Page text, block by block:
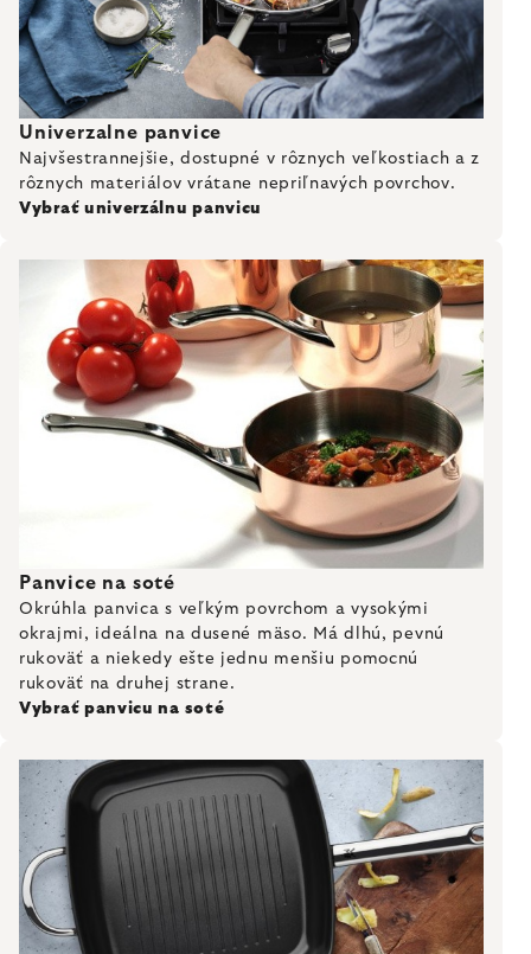
Univerzalne panvice
Najvšestrannejšie, dostupné v rôznych veľkostiach a z
rôznych materiálov vrátane nepriľnavých povrchov.
Vybrať univerzálnu panvicu
Panvice na soté
Okrúhla panvica s veľkým povrchom a vysokými
okrajmi, ideálna na dusené mäso. Má dlhú, pevnú
rukoväť a niekedy ešte jednu menšiu pomocnú
rukoväť na druhej strane.
Vybrať panvicu na soté